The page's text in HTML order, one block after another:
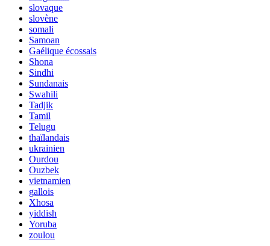
slovaque
slovène
somali
Samoan
Gaélique écossais
Shona
Sindhi
Sundanais
Swahili
Tadjik
Tamil
Telugu
thaïlandais
ukrainien
Ourdou
Ouzbek
vietnamien
gallois
Xhosa
yiddish
Yoruba
zoulou